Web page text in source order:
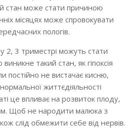
стан може стати причиною
місяцях може спровокувати
пологів.
у 2, 3 триместрі можуть стати
такий стан, як гіпоксія
постійно не вистачає кисню,
життєдіяльності
це впливає на розвиток плоду,
Щоб не народити малюка з
слід обмежити себе від нервів.